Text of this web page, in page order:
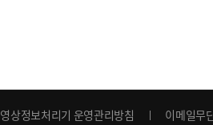
영상정보처리기 운영관리방침 이메일무